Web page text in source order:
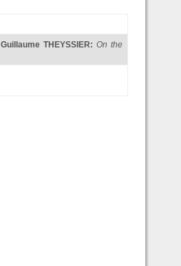
Guillaume THEYSSIER: On the